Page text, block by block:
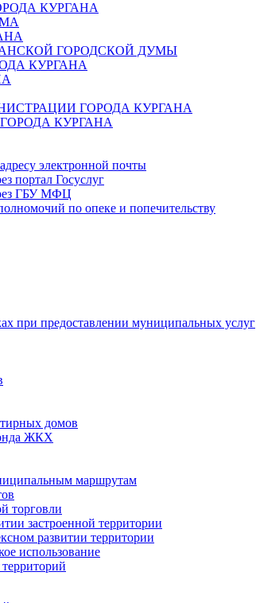
КУРГАНА
ГОРОДСКОЙ ДУМЫ
КУРГАНА
ГОРОДА КУРГАНА
КУРГАНА
электронной почты
портал Госуслуг
ГБУ МФЦ
по опеке и попечительству
при предоставлении муниципальных услуг
домов
ЖКХ
маршрутам
торговли
застроенной территории
развитии территории
использование